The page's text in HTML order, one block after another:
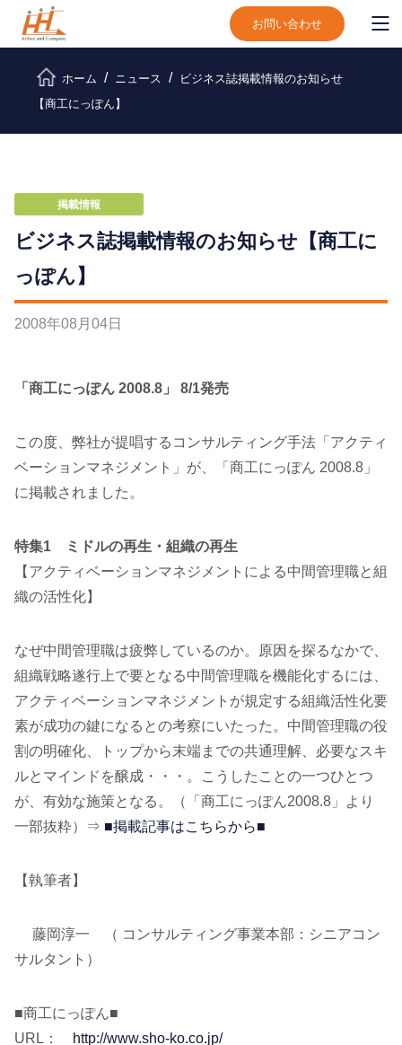
お問い合わせ
ホーム ニュース
ビジネス誌掲載情報のお知らせ
【商工にっぽん】
掲載情報
ビジネス誌掲載情報のお知らせ【商工に
っぽん】
2008年08 月 04日
「商工にっぽん 2008.8」 8/1発売
この度、弊社が提唱するコンサルティング手法「アクティ
ベーションマネジメント」が、「商工にっぽん 2008.8」
に掲載されました。
特集1 ミドルの再生・組織の再生
【アクティベーションマネジメントによる中間管理職と組
織の活性化】
なぜ中間管理職は疲弊しているのか。原因を探るなかで、
組織戦略遂行上で要となる中間管理職を機能化するには、
アクティベーションマネジメントが規定する組織活性化要
素が成功の鍵になるとの考察にいたった。中間管理職の役
割の明確化、トップから末端までの共通理解、必要なスキ
ルとマインドを醸成・・・。こうしたことの一つひとつ
が、有効な施策となる。（「商工にっぽん2008.8」より
一部抜粋）⇒ ■掲載記事はこちらから■
【執筆者】
藤岡淳一 （ コンサルティング事業本部：シニアコン
サルタント）
■商工にっぽん■
URL：
http://www.sho-ko.co.jp/